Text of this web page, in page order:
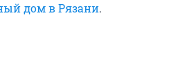
дом в Рязани.